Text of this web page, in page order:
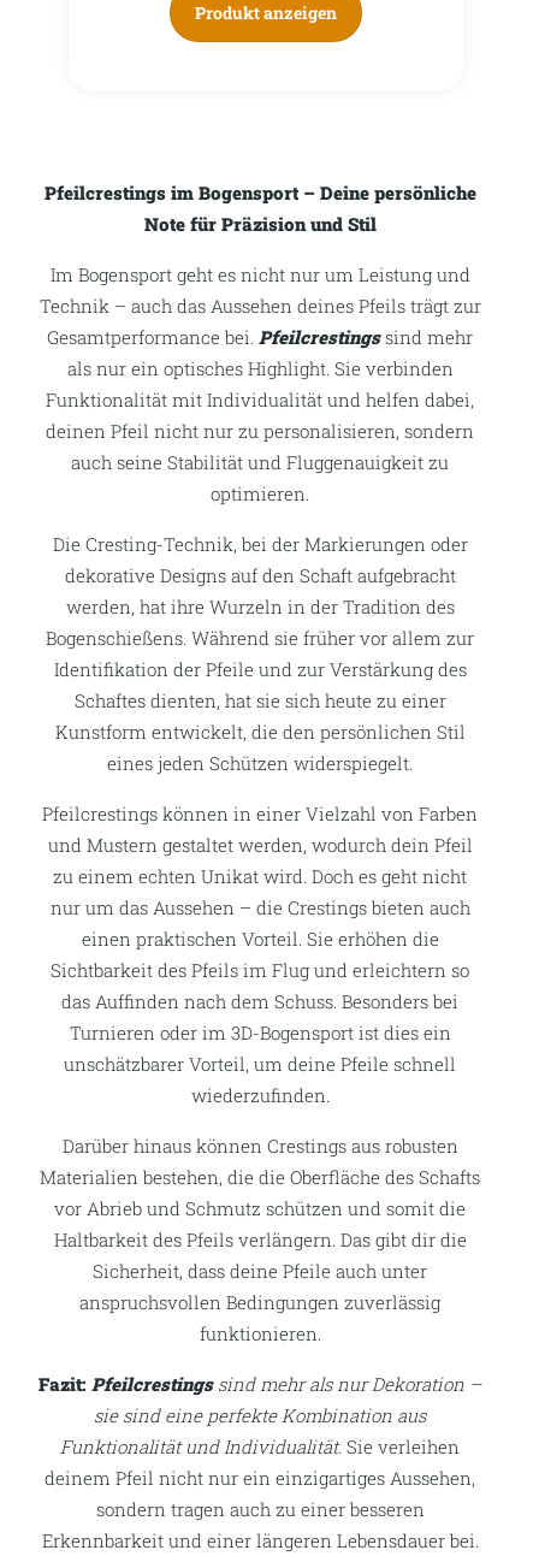
Produkt anzeigen
Pfeilcrestings im Bogensport – Deine persönliche
Note für Präzision und Stil
Im Bogensport geht es nicht nur um Leistung und
Technik – auch das Aussehen deines Pfeils trägt zur
Gesamtperformance bei. Pfeilcrestings sind mehr
als nur ein optisches Highlight. Sie verbinden
Funktionalität mit Individualität und helfen dabei,
deinen Pfeil nicht nur zu personalisieren, sondern
auch seine Stabilität und Fluggenauigkeit zu
optimieren.
Die Cresting-Technik, bei der Markierungen oder
dekorative Designs auf den Schaft aufgebracht
werden, hat ihre Wurzeln in der Tradition des
Bogenschießens. Während sie früher vor allem zur
Identifikation der Pfeile und zur Verstärkung des
Schaftes dienten, hat sie sich heute zu einer
Kunstform entwickelt, die den persönlichen Stil
eines jeden Schützen widerspiegelt.
Pfeilcrestings können in einer Vielzahl von Farben
und Mustern gestaltet werden, wodurch dein Pfeil
zu einem echten Unikat wird. Doch es geht nicht
nur um das Aussehen – die Crestings bieten auch
einen praktischen Vorteil. Sie erhöhen die
Sichtbarkeit des Pfeils im Flug und erleichtern so
das Auffinden nach dem Schuss. Besonders bei
Turnieren oder im 3D-Bogensport ist dies ein
unschätzbarer Vorteil, um deine Pfeile schnell
wiederzufinden.
Darüber hinaus können Crestings aus robusten
Materialien bestehen, die die Oberfläche des Schafts
vor Abrieb und Schmutz schützen und somit die
Haltbarkeit des Pfeils verlängern. Das gibt dir die
Sicherheit, dass deine Pfeile auch unter
anspruchsvollen Bedingungen zuverlässig
funktionieren.
Fazit: Pfeilcrestingssind mehr als nur Dekoration –
sie sind eine perfekte Kombination aus
Funktionalität und Individualität. Sie verleihen
deinem Pfeil nicht nur ein einzigartiges Aussehen,
sondern tragen auch zu einer besseren
Erkennbarkeit und einer längeren Lebensdauer bei.